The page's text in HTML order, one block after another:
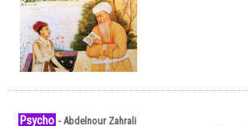
Psycho -Abdelnour Zahrali